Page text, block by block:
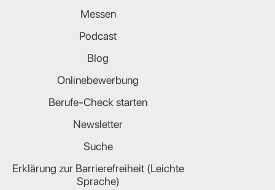
Messen
Podcast
Blog
Onlinebewerbung
Berufe-Check starten
Newsletter
Suche
Erklärung zur Barrierefreiheit (Leichte
Sprache)